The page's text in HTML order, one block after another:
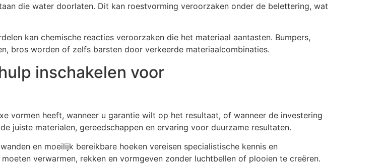
die water doorlaten. Dit kan roestvorming veroorzaken onder de belettering, wat
kan chemische reacties veroorzaken die het materiaal aantasten. Bumpers,
bros worden of zelfs barsten door verkeerde materiaalcombinaties.
inschakelen voor
vormen heeft, wanneer u garantie wilt op het resultaat, of wanneer de investering
juiste materialen, gereedschappen en ervaring voor duurzame resultaten.
en moeilijk bereikbare hoeken vereisen specialistische kennis en
verwarmen, rekken en vormgeven zonder luchtbellen of plooien te creëren.